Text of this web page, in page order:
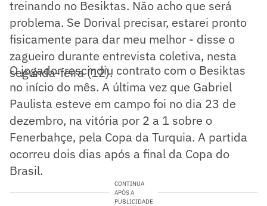
treinando no Besiktas. Não acho que será
problema. Se Dorival precisar, estarei pronto
fisicamente para dar meu melhor - disse o
zagueiro durante entrevista coletiva, nesta
segunda-feira (12).
O jogador rescindiu contrato com o Besiktas
no início do mês. A última vez que Gabriel
Paulista esteve em campo foi no dia 23 de
dezembro, na vitória por 2 a 1 sobre o
Fenerbahçe, pela Copa da Turquia. A partida
ocorreu dois dias após a final da Copa do
Brasil.
CONTINUA
APÓS A
PUBLICIDADE